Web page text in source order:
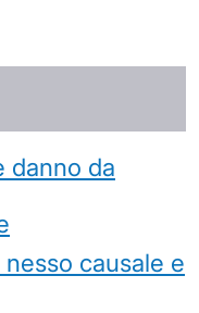
danno da
causale e